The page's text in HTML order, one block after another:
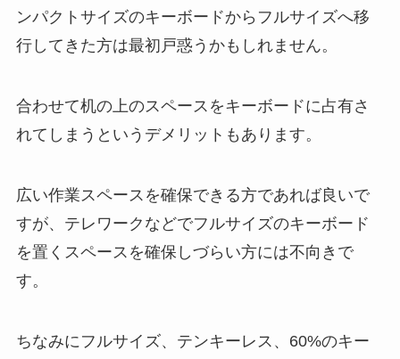
ンパクトサイズのキーボードからフルサイズへ移
行してきた方は最初戸惑うかもしれません。
合わせて机の上のスペースをキーボードに占有さ
れてしまうというデメリットもあります。
広い作業スペースを確保できる方であれば良いで
すが、テレワークなどでフルサイズのキーボード
を置くスペースを確保しづらい方には不向きで
す。
ちなみにフルサイズ、テンキーレス、60%のキー